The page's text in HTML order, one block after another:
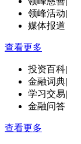
领峰活动|
媒体报道
查看更多
投资百科|
金融词典|
学习交易|
金融问答
查看更多